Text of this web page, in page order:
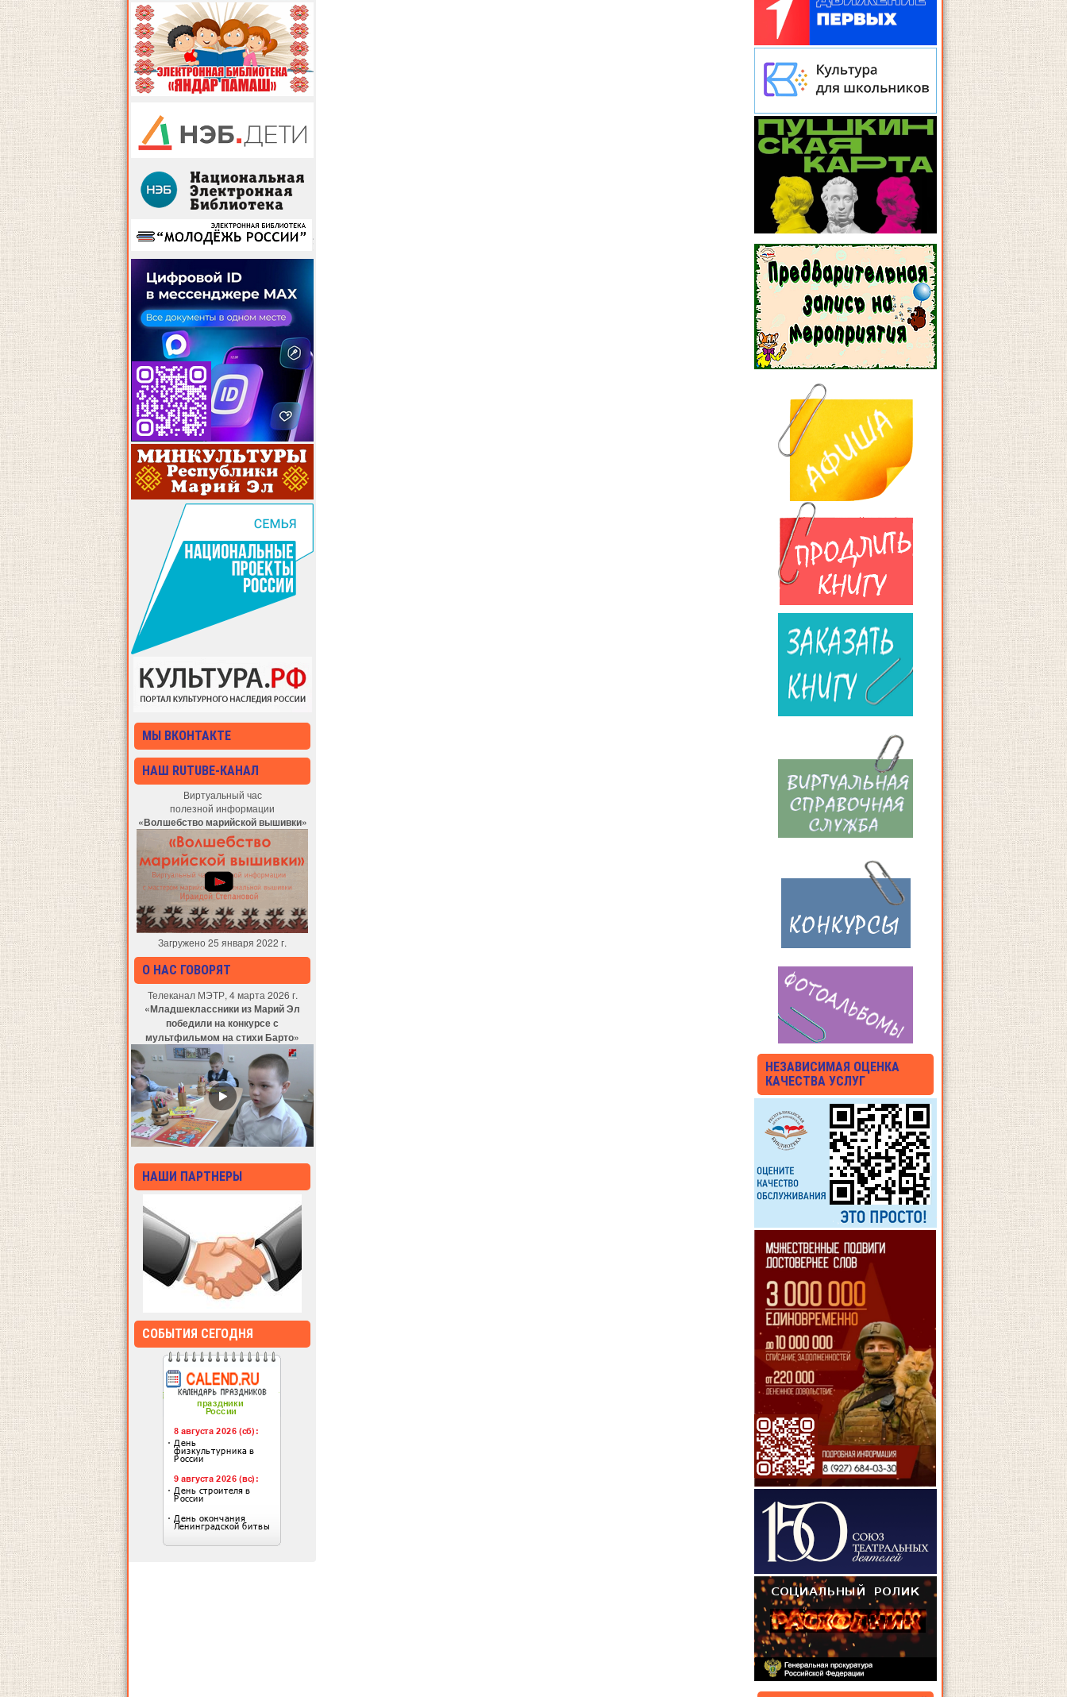
МЫ ВКОНТАКТЕ
НАШ RUTUBE-КАНАЛ
Виртуальный час
полезной информации
«Волшебство марийской вышивки»
Загружено 25 января 2022 г.
О НАС ГОВОРЯТ
Телеканал МЭТР, 4 марта 2026 г.
«Младшеклассники из Марий Эл
победили на конкурсе с
мультфильмом на стихи Барто»
НАШИ ПАРТНЕРЫ
СОБЫТИЯ СЕГОДНЯ
НЕЗАВИСИМАЯ ОЦЕНКА
КАЧЕСТВА УСЛУГ